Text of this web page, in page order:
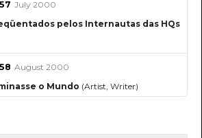
July 2000
pelos Internautas das HQs
August 2000
o Mundo (Artist, Writer)